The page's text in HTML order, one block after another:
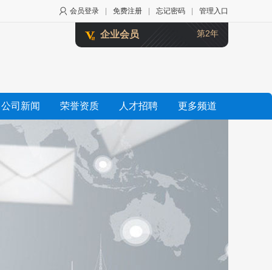
会员登录 免费注册 忘记密码 管理入口
企业会员 第2年
公司新闻 荣誉资质 人才招聘 更多频道